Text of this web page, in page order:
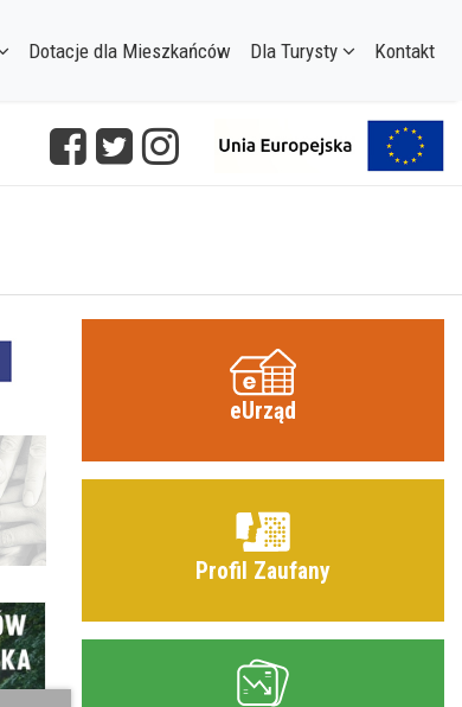
Dotacje dla Mieszkańców Dla Turysty Kontakt
eUrząd
Profil Zaufany